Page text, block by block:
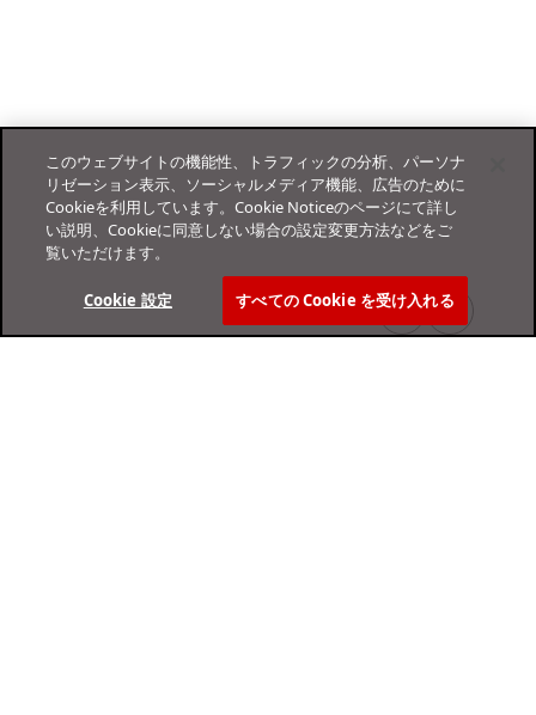
このウェブサイトの機能性、トラフィックの分析、パーソナ
リゼーション表示、ソーシャルメディア機能、広告のために
Cookieを利用しています。Cookie Noticeのページにて詳し
い説明、Cookieに同意しない場合の設定変更方法などをご
覧いただけます。
Cookie 設定 すべての Cookie を受け入れる